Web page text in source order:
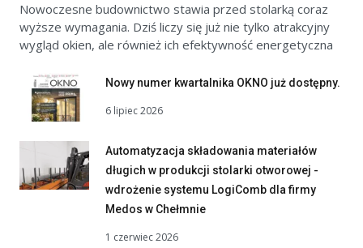
Nowoczesne budownictwo stawia przed stolarką coraz
wyższe wymagania. Dziś liczy się już nie tylko atrakcyjny
wygląd okien, ale również ich efektywność energetyczna
Nowy numer kwartalnika OKNO już dostępny.
6 lipiec 2026
Automatyzacja składowania materiałów
długich w produkcji stolarki otworowej -
wdrożenie systemu LogiComb dla firmy
Medos w Chełmnie
1 czerwiec 2026